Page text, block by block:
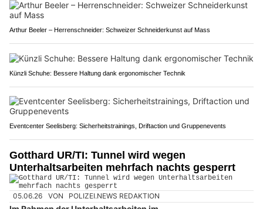
Arthur Beeler – Herrenschneider: Schweizer Schneiderkunst auf Mass
Künzli Schuhe: Bessere Haltung dank ergonomischer Technik
Eventcenter Seelisberg: Sicherheitstrainings, Driftaction und Gruppenevents
Gotthard UR/TI: Tunnel wird wegen
Unterhaltsarbeiten mehrfach nachts gesperrt
05.06.26 VON POLIZEI.NEWS REDAKTION